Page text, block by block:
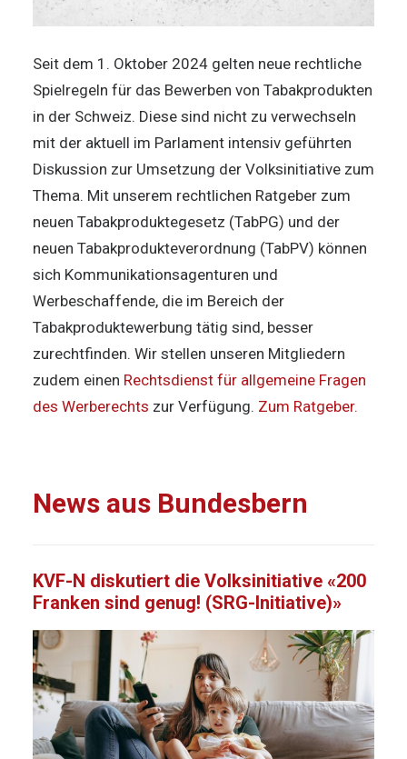
Seit dem 1. Oktober 2024 gelten neue rechtliche
Spielregeln für das Bewerben von Tabakprodukten
in der Schweiz. Diese sind nicht zu verwechseln
mit der aktuell im Parlament intensiv geführten
Diskussion zur Umsetzung der Volksinitiative zum
Thema. Mit unserem rechtlichen Ratgeber zum
neuen Tabakproduktegesetz (TabPG) und der
neuen Tabakprodukteverordnung (TabPV) können
sich Kommunikationsagenturen und
Werbeschaffende, die im Bereich der
Tabakproduktewerbung tätig sind, besser
zurechtfinden. Wir stellen unseren Mitgliedern
zudem einen Rechtsdienst für allgemeine Fragen
des Werberechts zur Verfügung. Zum Ratgeber.
News aus Bundesbern
KVF-N diskutiert die Volksinitiative «200
Franken sind genug! (SRG-Initiative)»